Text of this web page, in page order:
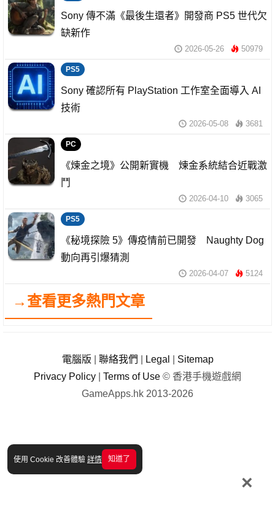
使用 Cookie 改善體驗 詳情 知道了
×
Sony 傳不滿《最後生還者》開發商 PS5 世代欠
缺新作
2026-05-26 50979
PS5
Sony 確認所有 PlayStation 工作室全面導入 AI
技術
2026-05-08 3681
PC
《煉金之境》公開新實機 煉金系統結合近戰激
鬥
2026-04-10 3065
PS5
《秘境探險 5》傳疫情前已開發 Naughty Dog
動向再引爆猜測
2026-04-07 5124
→查看更多熱門文章
電腦版 聯絡我們 Legal
Sitemap
Privacy Policy
Terms of Use © 香港手機遊戲網
GameApps.hk 2013-2026